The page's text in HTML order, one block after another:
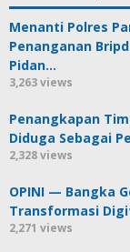
Menanti Polres
Penanganan
Pidan…
3,263 views
Penangkapan
Diduga Sebagai
2,328 views
OPINI — Bangka
Transformasi
2,271 views